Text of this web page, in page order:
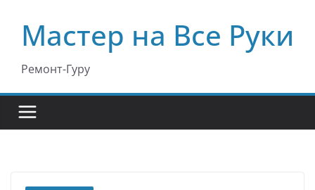
содержимому
Мастер на Все Руки
Ремонт-Гуру